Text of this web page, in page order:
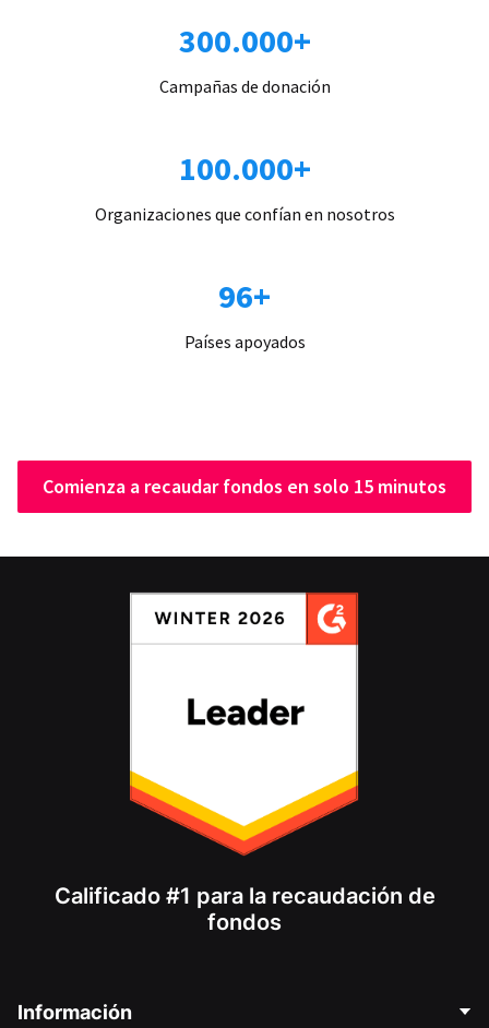
300.000+
Campañas de donación
100.000+
Organizaciones que confían en nosotros
96+
Países apoyados
Comienza a recaudar fondos en solo 15 minutos
Calificado #1 para la recaudación de
fondos
Información